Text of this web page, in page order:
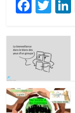
F
e
b
o
o
k
T
itt
er